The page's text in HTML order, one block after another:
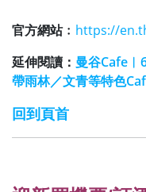
官方網站﹕ https://
延伸閱讀： 曼谷
帶雨林／文青等特色
回到頁首